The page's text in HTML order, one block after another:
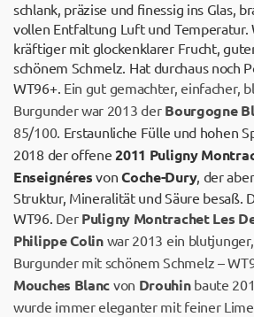
schlank, präzise und finessig ins Glas,
vollen Entfaltung Luft und Temperatur.
kräftiger mit glockenklarer Frucht,
schönem Schmelz. Hat durchaus noch
WT96+. Ein gut gemachter, einfacher,
Burgunder war 2013 der Bourgogne
85/100. Erstaunliche Fülle und hohen
2018 der offene2011 Puligny
Enseignéres vonCoche-Dury, der
Struktur, Mineralität und Säure besaß.
WT96. Der Puligny Montrachet Les
Philippe Colinwar 2013 ein
Burgunder mit schönem Schmelz –
Mouches Blanc von Drouhinbaute
wurde immer eleganter mit feiner